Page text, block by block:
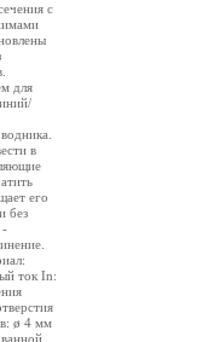
с
для
в
его
без
-
ток In:
ø 4 мм